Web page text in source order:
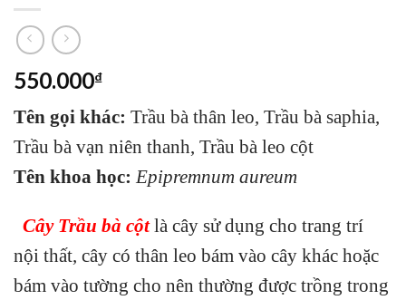
550.000₫
Tên gọi khác: Trầu bà thân leo, Trầu bà saphia,
Trầu bà vạn niên thanh, Trầu bà leo cột
Tên khoa học: Epipremnum aureum
Cây Trầu bà cộtlà cây sử dụng cho trang trí
nội thất, cây có thân leo bám vào cây khác hoặc
bám vào tường cho nên thường được trồng trong